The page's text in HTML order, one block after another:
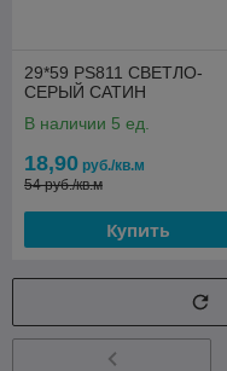
29*59 PS811 СВЕТЛО-
СЕРЫЙ САТИН
В наличии 5 ед.
18,90 руб./кв.м
54 руб./кв.м
Купить